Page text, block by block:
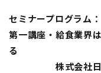
セミナープログラム：
第一講座・給食業界
る
株式会社日本